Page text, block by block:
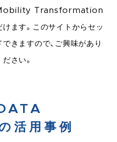
Mobility Transformation
ます。このサイトからセッ
きますので、ご興味があり
さい。
活用事例